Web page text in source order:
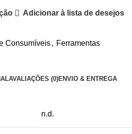
Adicionar à lista de desejos
Consumíveis, Ferramentas
AVALIAÇÕES (0)ENVIO & ENTREGA
n.d.